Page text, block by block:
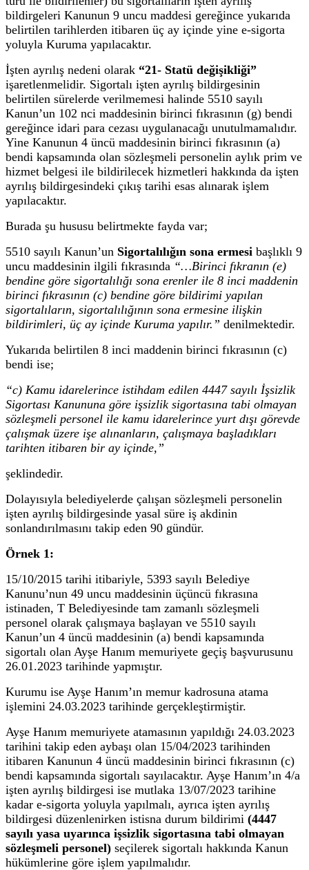
bildirgeleri Kanunun 9 uncu maddesi gereğince yukarıda
belirtilen tarihlerden itibaren üç ay içinde yine e-sigorta
yoluyla Kuruma yapılacaktır.
İşten ayrılış nedeni olarak “21- Statü değişikliği”
işaretlenmelidir. Sigortalı işten ayrılış bildirgesinin
belirtilen sürelerde verilmemesi halinde 5510 sayılı
Kanun’un 102 nci maddesinin birinci fıkrasının (g) bendi
gereğince idari para cezası uygulanacağı unutulmamalıdır.
Yine Kanunun 4 üncü maddesinin birinci fıkrasının (a)
bendi kapsamında olan sözleşmeli personelin aylık prim ve
hizmet belgesi ile bildirilecek hizmetleri hakkında da işten
ayrılış bildirgesindeki çıkış tarihi esas alınarak işlem
yapılacaktır.
Burada şu hususu belirtmekte fayda var;
5510 sayılı Kanun’un Sigortalılığın sona ermesi başlıklı 9
uncu maddesinin ilgili fıkrasında “…Birinci fıkranın (e)
bendine göre sigortalılığı sona erenler ile 8 inci maddenin
birinci fıkrasının (c) bendine göre bildirimi yapılan
sigortalıların, sigortalılığının sona ermesine ilişkin
bildirimleri, üç ay içinde Kuruma yapılır.” denilmektedir.
Yukarıda belirtilen 8 inci maddenin birinci fıkrasının (c)
bendi ise;
“c) Kamu idarelerince istihdam edilen 4447sayılı İşsizlik
Sigortası Kanununa göre işsizlik sigortasına tabi olmayan
sözleşmeli personel ile kamu idarelerince yurt dışı görevde
çalışmak üzere işe alınanların, çalışmaya başladıkları
tarihten itibaren bir ay içinde,”
şeklindedir.
Dolayısıyla belediyelerde çalışan sözleşmeli personelin
işten ayrılış bildirgesinde yasal süre iş akdinin
sonlandırılmasını takip eden 90 gündür.
Örnek 1:
15/10/2015 tarihi itibariyle, 5393 sayılı Belediye
Kanunu’nun 49 uncu maddesinin üçüncü fıkrasına
istinaden, T Belediyesinde tam zamanlı sözleşmeli
personel olarak çalışmaya başlayan ve 5510 sayılı
Kanun’un 4 üncü maddesinin (a) bendi kapsamında
sigortalı olan Ayşe Hanım memuriyete geçiş başvurusunu
26.01.2023 tarihinde yapmıştır.
Kurumu ise Ayşe Hanım’ın memur kadrosuna atama
işlemini 24.03.2023 tarihinde gerçekleştirmiştir.
Ayşe Hanım memuriyete atamasının yapıldığı 24.03.2023
tarihini takip eden aybaşı olan 15/04/2023 tarihinden
itibaren Kanunun 4 üncü maddesinin birinci fıkrasının (c)
bendi kapsamında sigortalı sayılacaktır. Ayşe Hanım’ın 4/a
işten ayrılış bildirgesi ise mutlaka 13/07/2023 tarihine
kadar e-sigorta yoluyla yapılmalı, ayrıca işten ayrılış
bildirgesi düzenlenirken istisna durum bildirimi (4447
sayılı yasa uyarınca işsizlik sigortasına tabi olmayan
sözleşmeli personel) seçilerek sigortalı hakkında Kanun
hükümlerine göre işlem yapılmalıdır.